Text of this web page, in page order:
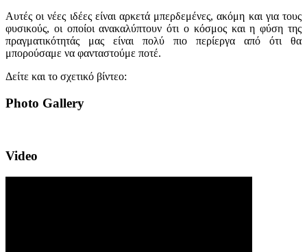
Αυτές οι νέες ιδέες είναι αρκετά μπερδεμένες, ακόμη και για τους
φυσικούς, οι οποίοι ανακαλύπτουν ότι ο κόσμος και η φύση της
πραγματικότητάς μας είναι πολύ πιο περίεργα από ότι θα
μπορούσαμε να φανταστούμε ποτέ.
Δείτε και το σχετικό βίντεο:
Photo Gallery
Video